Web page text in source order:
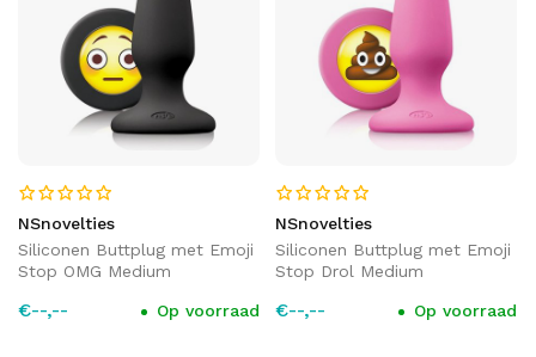
NSnovelties
Siliconen Buttplug met Emoji
Stop OMG Medium
€--,-- Op voorraad
NSnovelties
Siliconen Buttplug met Emoji
Stop Drol Medium
€--,-- Op voorraad